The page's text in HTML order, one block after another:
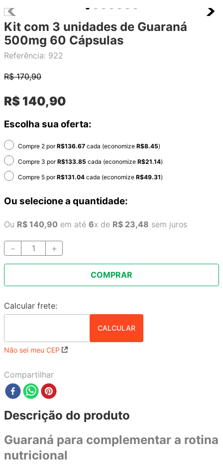
Kit com 3 unidades de Guaraná
500mg 60 Cápsulas
Referência: 922
R$170,90
R$ 140,90
Escolha sua oferta:
Compre 2 porR$136.67 cada (economize R$8.45)
Compre 3 porR$133.85 cada (economize R$21.14)
Compre 5 porR$131.04 cada (economize R$49.31)
Ou selecione a quantidade:
Ou R$ 140,90 em até 6x de R$ 23,48 sem juros
＋
－
COMPRAR
Não sei meu CEP
Compartilhar
Descrição do produto
Guaraná para complementar a rotina
nutricional